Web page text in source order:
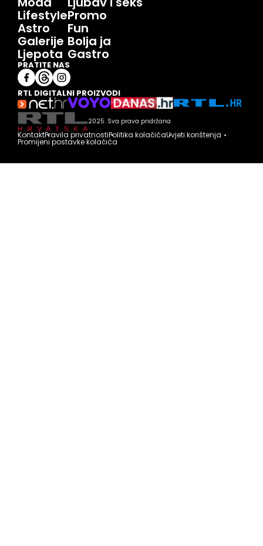
Lifestyle
Astro
Galerije
Ljepota
Promo
Fun
Bolja ja
Gastro
PRATITE NAS
RTL DIGITALNI PROIZVODI
2025. Sva prava pridržana
KontaktPravila privatnostiPolitika kolačićaUvjeti korištenja
Promijeni postavke kolačića